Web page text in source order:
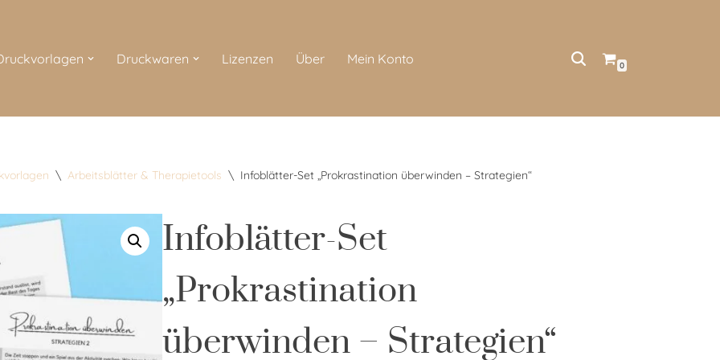
Druckwaren Lizenzen Über Mein Konto 0
\ Arbeitsblätter & Therapietools \ Infoblätter-Set „Prokrastination überwinden – Strategien“
Infoblätter-Set
„Prokrastination
überwinden – Strategien“